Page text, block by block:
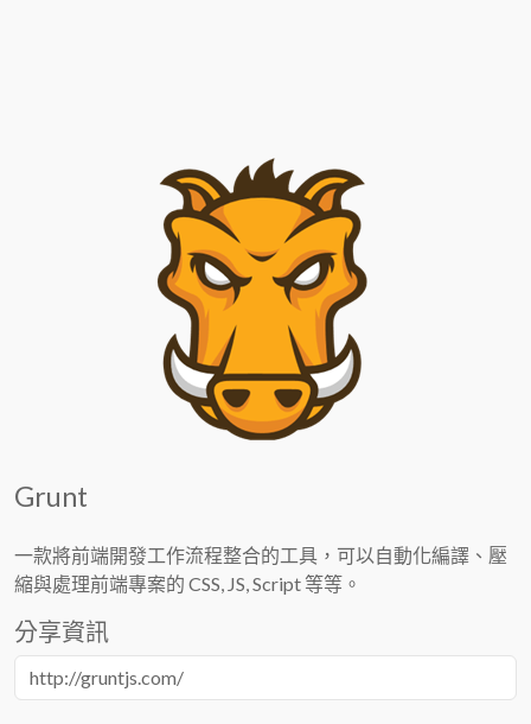
Grunt
一款將前端開發工作流程整合的工具，可以自動化編譯、壓
縮與處理前端專案的 CSS, JS, Script 等等。
分享資訊